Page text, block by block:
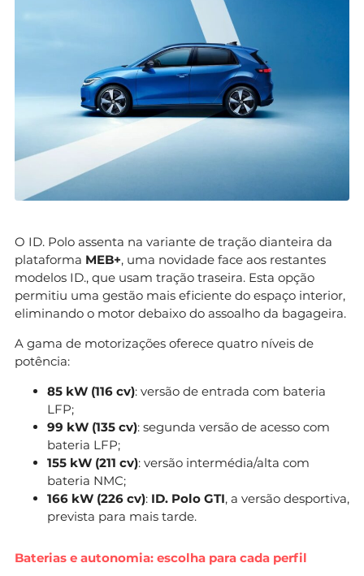
O ID. Polo assenta na variante de tração dianteira da
plataforma MEB+, uma novidade face aos restantes
modelos ID., que usam tração traseira. Esta opção
permitiu uma gestão mais eficiente do espaço interior,
eliminando o motor debaixo do assoalho da bagageira.
A gama de motorizações oferece quatro níveis de
potência:
85 kW (116 cv): versão de entrada com bateria
LFP;
99 kW (135 cv): segunda versão de acesso com
bateria LFP;
155 kW (211 cv): versão intermédia/alta com
bateria NMC;
166 kW (226 cv): ID. Polo GTI, a versão desportiva,
prevista para mais tarde.
Baterias e autonomia: escolha para cada perfil